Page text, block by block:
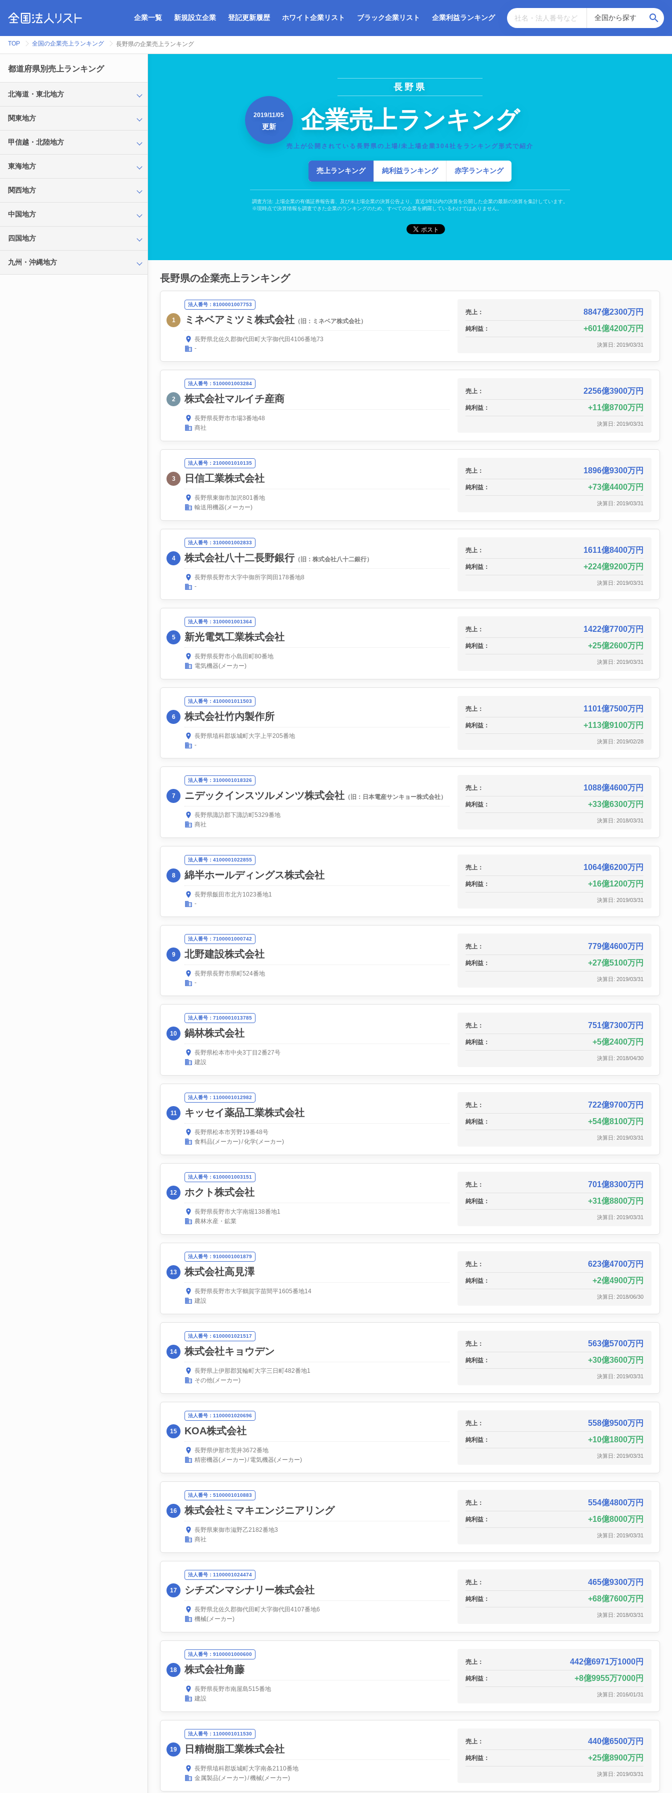
企業一覧 新規設立企業 登記更新履歴 ホワイト企業リスト ブラック企業リスト 企業利益ランキング
TOP 全国の企業売上ランキング 長野県の企業売上ランキング
都道府県別売上ランキング
北海道・東北地方
関東地方
甲信越・北陸地方
東海地方
関西地方
中国地方
四国地方
九州・沖縄地方
長野県
企業売上ランキング
2019/11/05
更新
売上が公開されている長野県の上場/未上場企業304社をランキング形式で紹介
売上ランキング 純利益ランキング 赤字ランキング
調査方法: 上場企業の有価証券報告書、及び未上場企業の決算公告より、直近3年以内の決算を公開した企業の最新の決算を集計しています。
※現時点で決算情報を調査できた企業のランキングのため、すべての企業を網羅しているわけではありません。
長野県の企業売上ランキング
1
法人番号：8100001007753
ミネベアミツミ株式会社 （旧：ミネベア株式会社）
長野県北佐久郡御代田町大字御代田4106番地73
-
売上： 8847億2300万円
純利益： 601億4200万円
決算日: 2019/03/31
2
法人番号：5100001003284
株式会社マルイチ産商
長野県長野市市場3番地48
商社
売上： 2256億3900万円
純利益： 11億8700万円
決算日: 2019/03/31
3
法人番号：2100001010135
日信工業株式会社
長野県東御市加沢801番地
輸送用機器(メーカー)
売上： 1896億9300万円
純利益： 73億4400万円
決算日: 2019/03/31
4
法人番号：3100001002833
株式会社八十二長野銀行（旧：株式会社八十二銀行）
長野県長野市大字中御所字岡田178番地8
-
売上： 1611億8400万円
純利益： 224億9200万円
決算日: 2019/03/31
5
法人番号：3100001001364
新光電気工業株式会社
長野県長野市小島田町80番地
電気機器(メーカー)
売上： 1422億7700万円
純利益： 25億2600万円
決算日: 2019/03/31
6
法人番号：4100001011503
株式会社竹内製作所
長野県埴科郡坂城町大字上平205番地
-
売上： 1101億7500万円
純利益： 113億9100万円
決算日: 2019/02/28
7
法人番号：3100001018326
ニデックインスツルメンツ株式会社 （旧：日本電産サンキョー株式会社）
長野県諏訪郡下諏訪町5329番地
商社
売上： 1088億4600万円
純利益： 33億6300万円
決算日: 2018/03/31
8
法人番号：4100001022855
綿半ホールディングス株式会社
長野県飯田市北方1023番地1
-
売上： 1064億6200万円
純利益： 16億1200万円
決算日: 2019/03/31
9
法人番号：7100001000742
北野建設株式会社
長野県長野市県町524番地
-
売上： 779億4600万円
純利益： 27億5100万円
決算日: 2019/03/31
10
法人番号：7100001013785
鍋林株式会社
長野県松本市中央3丁目2番27号
建設
売上： 751億7300万円
純利益： 5億2400万円
決算日: 2018/04/30
11
法人番号：1100001012982
キッセイ薬品工業株式会社
長野県松本市芳野19番48号
食料品(メーカー) 化学(メーカー)
売上： 722億9700万円
純利益： 54億8100万円
決算日: 2019/03/31
12
法人番号：6100001003151
ホクト株式会社
長野県長野市大字南堀138番地1
農林水産・鉱業
売上： 701億8300万円
純利益： 31億8800万円
決算日: 2019/03/31
13
法人番号：9100001001879
株式会社高見澤
長野県長野市大字鶴賀字苗間平1605番地14
建設
売上： 623億4700万円
純利益： 2億4900万円
決算日: 2018/06/30
14
法人番号：6100001021517
株式会社キョウデン
長野県上伊那郡箕輪町大字三日町482番地1
その他(メーカー)
売上： 563億5700万円
純利益： 30億3600万円
決算日: 2019/03/31
15
法人番号：1100001020696
KOA株式会社
長野県伊那市荒井3672番地
精密機器(メーカー) 電気機器(メーカー)
売上： 558億9500万円
純利益： 10億1800万円
決算日: 2019/03/31
16
法人番号：5100001010883
株式会社ミマキエンジニアリング
長野県東御市滋野乙2182番地3
商社
売上： 554億4800万円
純利益： 16億8000万円
決算日: 2019/03/31
17
法人番号：1100001024474
シチズンマシナリー株式会社
長野県北佐久郡御代田町大字御代田4107番地6
機械(メーカー)
売上： 465億9300万円
純利益： 68億7600万円
決算日: 2018/03/31
18
法人番号：9100001000600
株式会社角藤
長野県長野市南屋島515番地
建設
売上： 442億6971万1000円
純利益： 8億9955万7000円
決算日: 2016/01/31
19
法人番号：1100001011530
日精樹脂工業株式会社
長野県埴科郡坂城町大字南条2110番地
金属製品(メーカー) 機械(メーカー)
売上： 440億6500万円
純利益： 25億8900万円
決算日: 2019/03/31